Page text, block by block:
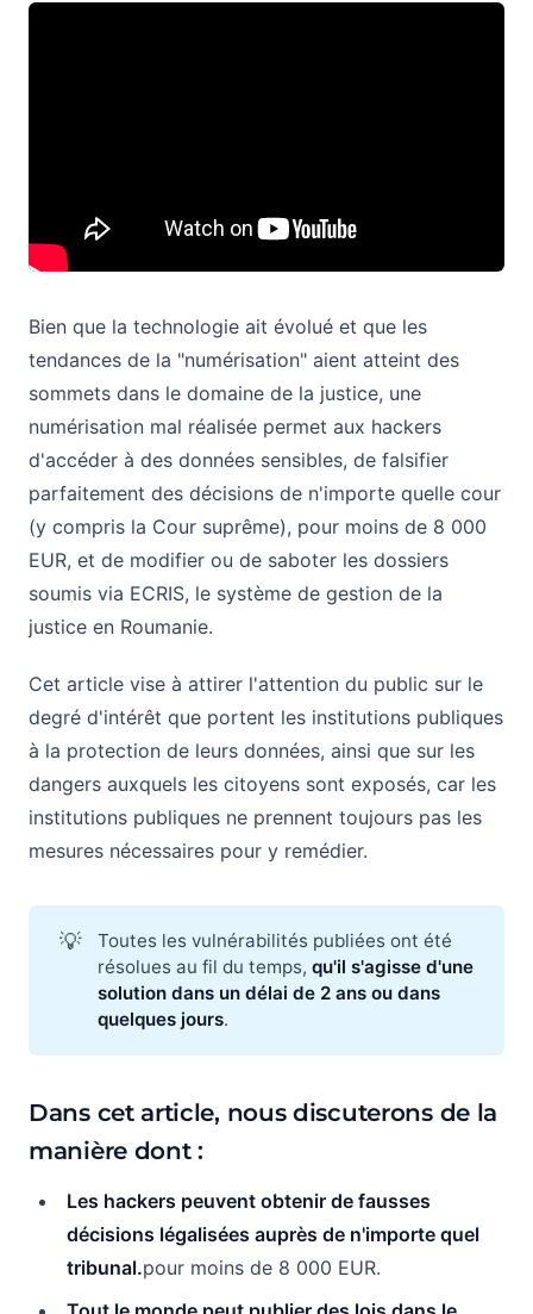
Bien que la technologie ait évolué et que les
tendances de la "numérisation" aient atteint des
sommets dans le domaine de la justice, une
numérisation mal réalisée permet aux hackers
d'accéder à des données sensibles, de falsifier
parfaitement des décisions de n'importe quelle cour
(y compris la Cour suprême), pour moins de 8 000
EUR, et de modifier ou de saboter les dossiers
soumis via ECRIS, le système de gestion de la
justice en Roumanie.
Cet article vise à attirer l'attention du public sur le
degré d'intérêt que portent les institutions publiques
à la protection de leurs données, ainsi que sur les
dangers auxquels les citoyens sont exposés, car les
institutions publiques ne prennent toujours pas les
mesures nécessaires pour y remédier.
💡
Toutes les vulnérabilités publiées ont été
résolues au fil du temps,qu'il s'agisse d'une
solution dans un délai de 2 ans ou dans
quelques jours.
Dans cet article, nous discuterons de la
manière dont :
Les hackers peuvent obtenir de fausses
décisions légalisées auprès de n'importe quel
tribunal.pour moins de 8 000 EUR.